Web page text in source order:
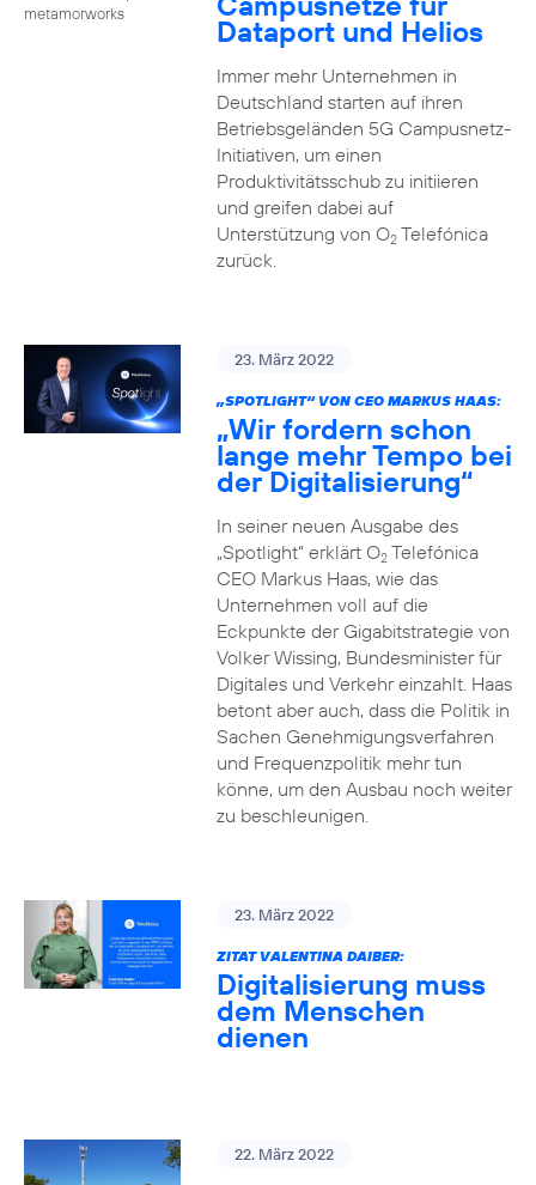
metamorworks
Dataport und Helios
Immer mehr Unternehmen in
Deutschland starten auf ihren
Betriebsgeländen 5G Campusnetz-
Initiativen, um einen
Produktivitätsschub zu initiieren
und greifen dabei auf
Unterstützung von O2Telefónica
zurück.
23. März 2022
„SPOTLIGHT“ VON CEO MARKUS HAAS:
„Wir fordern schon
lange mehr Tempo bei
der Digitalisierung“
In seiner neuen Ausgabe des
„Spotlight“ erklärt O2Telefónica
CEO Markus Haas, wie das
Unternehmen voll auf die
Eckpunkte der Gigabitstrategie von
Volker Wissing, Bundesminister für
Digitales und Verkehr einzahlt. Haas
betont aber auch, dass die Politik in
Sachen Genehmigungsverfahren
und Frequenzpolitik mehr tun
könne, um den Ausbau noch weiter
zu beschleunigen.
23. März 2022
ZITAT VALENTINA DAIBER:
Digitalisierung muss
dem Menschen
dienen
22. März 2022